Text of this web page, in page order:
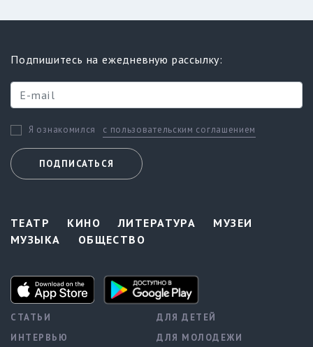
Подпишитесь на ежедневную рассылку:
Я ознакомился с пользовательским соглашением
ПОДПИСАТЬСЯ
ТЕАТР КИНО ЛИТЕРАТУРА
МУЗЕИ
МУЗЫКА
ОБЩЕСТВО
СТАТЬИ
ИНТЕРВЬЮ
ДЛЯ ДЕТЕЙ
ДЛЯ МОЛОДЕЖИ